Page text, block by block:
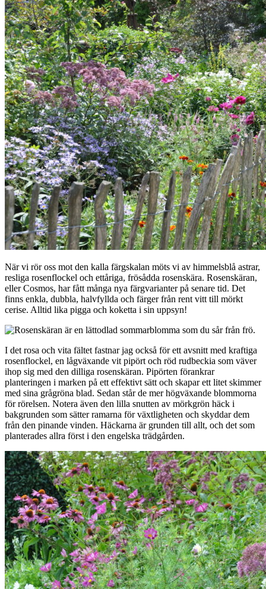
När vi rör oss mot den kalla färgskalan möts vi av himmelsblå astrar,
resliga rosenflockel och ettåriga, frösådda rosenskära. Rosenskäran,
eller Cosmos, har fått många nya färgvarianter på senare tid. Det
finns enkla, dubbla, halvfyllda och färger från rent vitt till mörkt
cerise. Alltid lika pigga och koketta i sin uppsyn!
I det rosa och vita fältet fastnar jag också för ett avsnitt med kraftiga
rosenflockel, en lågväxande vit pipört och röd rudbeckia som väver
ihop sig med den dilliga rosenskäran. Pipörten förankrar
planteringen i marken på ett effektivt sätt och skapar ett litet skimmer
med sina grågröna blad. Sedan står de mer högväxande blommorna
för rörelsen. Notera även den lilla snutten av mörkgrön häck i
bakgrunden som sätter ramarna för växtligheten och skyddar dem
från den pinande vinden. Häckarna är grunden till allt, och det som
planterades allra först i den engelska trädgården.